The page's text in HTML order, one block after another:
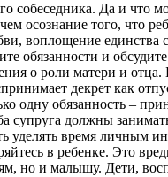
собеседника. Да и что
осознание того, что
воплощение единства
обязанности и
о роли матери и
декрет как
одну обязанность –
супруга должны
уделять время личным
в ребенке. Это
но и малышу. Дети,